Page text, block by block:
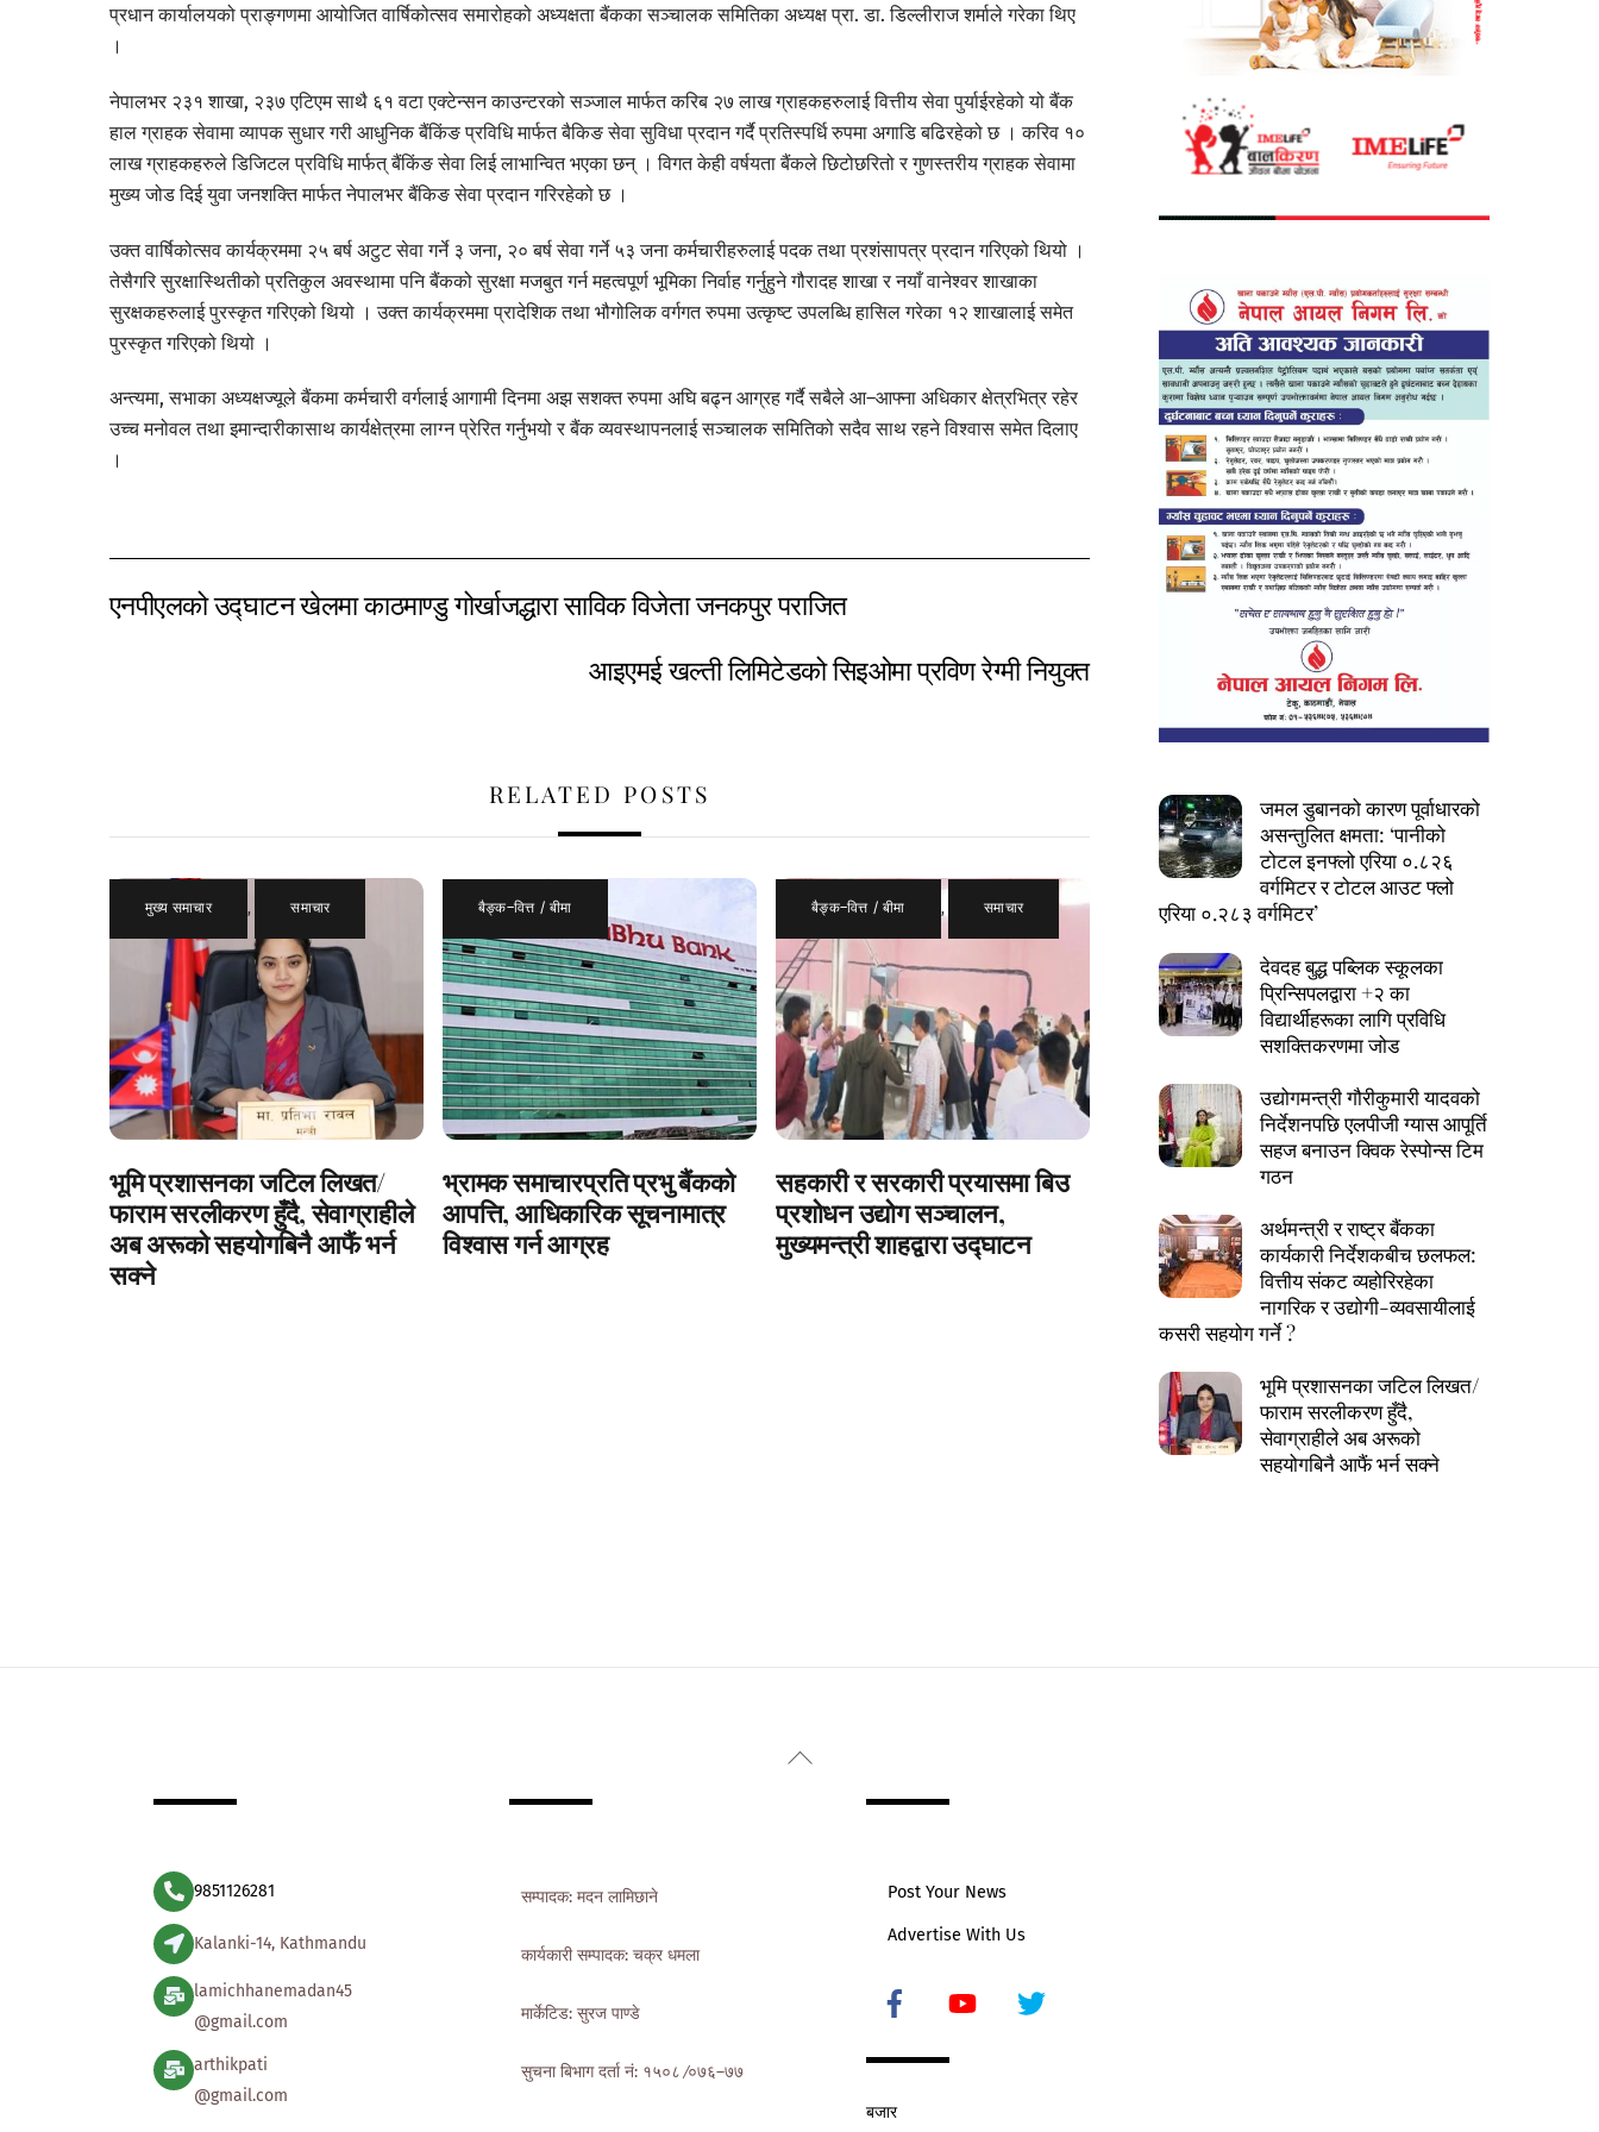
प्रधान कार्यालयको प्राङ्गणमा आयोजित वार्षिकोत्सव समारोहको अध्यक्षता बैंकका सञ्चालक समितिका अध्यक्ष प्रा. डा. डिल्लीराज शर्माले गरेका थिए
।
नेपालभर २३१ शाखा, २३७ एटिएम साथै ६१ वटा एक्टेन्सन काउन्टरको सञ्जाल मार्फत करिब २७ लाख ग्राहकहरुलाई वित्तीय सेवा पुर्याईरहेको यो बैंक
हाल ग्राहक सेवामा व्यापक सुधार गरी आधुनिक बैंकिंङ प्रविधि मार्फत बैकिङ सेवा सुविधा प्रदान गर्दै प्रतिस्पर्धि रुपमा अगाडि बढिरहेको छ । करिव १०
लाख ग्राहकहरुले डिजिटल प्रविधि मार्फत् बैंकिंङ सेवा लिई लाभान्वित भएका छन् । विगत केही वर्षयता बैंकले छिटोछरितो र गुणस्तरीय ग्राहक सेवामा
मुख्य जोड दिई युवा जनशक्ति मार्फत नेपालभर बैंकिङ सेवा प्रदान गरिरहेको छ ।
उक्त वार्षिकोत्सव कार्यक्रममा २५ बर्ष अटुट सेवा गर्ने ३ जना, २० बर्ष सेवा गर्ने ५३ जना कर्मचारीहरुलाई पदक तथा प्रशंसापत्र प्रदान गरिएको थियो ।
तेसैगरि सुरक्षास्थितीको प्रतिकुल अवस्थामा पनि बैंकको सुरक्षा मजबुत गर्न महत्वपूर्ण भूमिका निर्वाह गर्नुहुने गौरादह शाखा र नयाँ वानेश्वर शाखाका
सुरक्षकहरुलाई पुरस्कृत गरिएको थियो । उक्त कार्यक्रममा प्रादेशिक तथा भौगोलिक वर्गगत रुपमा उत्कृष्ट उपलब्धि हासिल गरेका १२ शाखालाई समेत
पुरस्कृत गरिएको थियो ।
अन्त्यमा, सभाका अध्यक्षज्यूले बैंकमा कर्मचारी वर्गलाई आगामी दिनमा अझ सशक्त रुपमा अघि बढ्न आग्रह गर्दै सबैले आ–आफ्ना अधिकार क्षेत्रभित्र रहेर
उच्च मनोवल तथा इमान्दारीकासाथ कार्यक्षेत्रमा लाग्न प्रेरित गर्नुभयो र बैंक व्यवस्थापनलाई सञ्चालक समितिको सदैव साथ रहने विश्वास समेत दिलाए
।
एनपीएलको उद्घाटन खेलमा काठमाण्डु गोर्खाजद्धारा साविक विजेता जनकपुर पराजित
आइएमई खल्ती लिमिटेडको सिइओमा प्रविण रेग्मी नियुक्त
RELATED POSTS
मुख्य समाचार , समाचार
भूमि प्रशासनका जटिल लिखत/
फाराम सरलीकरण हुँदै, सेवाग्राहीले
अब अरूको सहयोगबिनै आफैं भर्न
सक्ने
बैङ्क–वित्त / बीमा
भ्रामक समाचारप्रति प्रभु बैंकको
आपत्ति, आधिकारिक सूचनामात्र
विश्वास गर्न आग्रह
बैङ्क–वित्त / बीमा , समाचार
सहकारी र सरकारी प्रयासमा बिउ
प्रशोधन उद्योग सञ्चालन,
मुख्यमन्त्री शाहद्वारा उद्घाटन
जमल डुबानको कारण पूर्वाधारको
असन्तुलित क्षमता: ‘पानीको
टोटल इनफ्लो एरिया ०.८२६
वर्गमिटर र टोटल आउट फ्लो
एरिया ०.२८३ वर्गमिटर’
देवदह बुद्ध पब्लिक स्कूलका
प्रिन्सिपलद्वारा +२ का
विद्यार्थीहरूका लागि प्रविधि
सशक्तिकरणमा जोड
उद्योगमन्त्री गौरीकुमारी यादवको
निर्देशनपछि एलपीजी ग्यास आपूर्ति
सहज बनाउन क्विक रेस्पोन्स टिम
गठन
अर्थमन्त्री र राष्ट्र बैंकका
कार्यकारी निर्देशकबीच छलफल:
वित्तीय संकट व्यहोरिरहेका
नागरिक र उद्योगी-व्यवसायीलाई
कसरी सहयोग गर्ने ?
भूमि प्रशासनका जटिल लिखत/
फाराम सरलीकरण हुँदै,
सेवाग्राहीले अब अरूको
सहयोगबिनै आफैं भर्न सक्ने
Back
9851126281
Kalanki-14, Kathmandu
lamichhanemadan45
@gmail.com
arthikpati
@gmail.com
सम्पादक: मदन लामिछाने
कार्यकारी सम्पादक: चक्र धमला
मार्केटिड: सुरज पाण्डे
सुचना बिभाग दर्ता नं: १५०८ ∕०७६–७७
Post Your News
Advertise With Us
Icon
बजार